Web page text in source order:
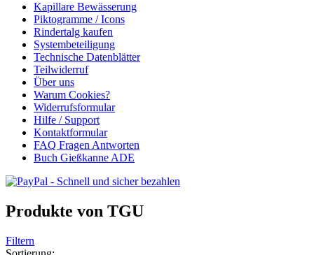
Kapillare Bewässerung
Piktogramme / Icons
Rindertalg kaufen
Systembeteiligung
Technische Datenblätter
Teilwiderruf
Über uns
Warum Cookies?
Widerrufsformular
Hilfe / Support
Kontaktformular
FAQ Fragen Antworten
Buch Gießkanne ADE
Produkte von TGU
Filtern